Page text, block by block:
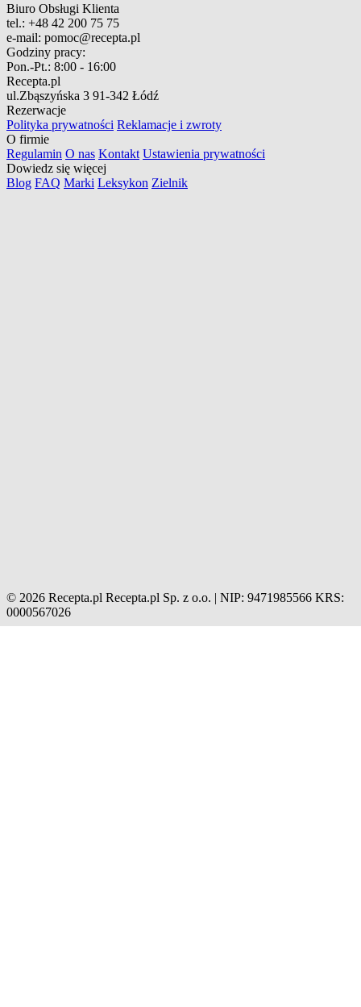
Biuro Obsługi Klienta
tel.: +48 42 200 75 75
e-mail: pomoc@recepta.pl
Godziny pracy:
Pon.-Pt.: 8:00 - 16:00
Recepta.pl
ul.Zbąszyńska 3 91-342 Łódź
Rezerwacje
Polityka prywatności Reklamacje i zwroty
O firmie
Regulamin O nas Kontakt Ustawienia prywatności
Dowiedz się więcej
Blog FAQ Marki Leksykon Zielnik
© 2026 Recepta.pl Recepta.pl Sp. z o.o. | NIP: 9471985566 KRS:
0000567026